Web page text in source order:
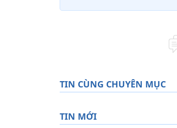
TIN CÙNG CHUYÊN MỤC
TIN MỚI